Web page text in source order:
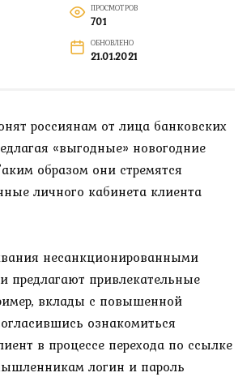
ПРОСМОТРОВ
701
ОБНОВЛЕНО
21.01.2021
россиянам от лица банковских
«выгодные» новогодние
образом они стремятся
личного кабинета клиента
несанкционированными
предлагают привлекательные
вклады с повышенной
ознакомиться
в процессе перехода по ссылке
логин и пароль